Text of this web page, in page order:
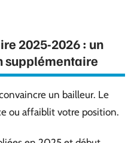
2025-2026 : un
supplémentaire
un bailleur. Le
ou affaiblit votre position.